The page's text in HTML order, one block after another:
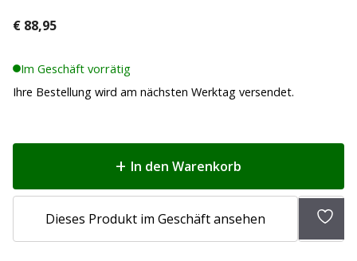
€ 88,95
Im Geschäft vorrätig
Ihre Bestellung wird am nächsten Werktag versendet.
In den Warenkorb
Dieses Produkt im Geschäft ansehen
Zur